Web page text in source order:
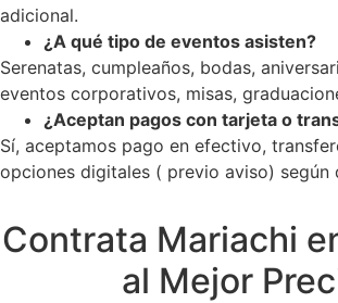
adicional.
¿A qué tipo de eventos asisten?
Serenatas, cumpleaños, bodas,
eventos corporativos, misas,
¿Aceptan pagos con tarjeta o
Sí, aceptamos pago en efectivo,
opciones digitales ( previo aviso) según
Contrata Mariachi
al Mejor